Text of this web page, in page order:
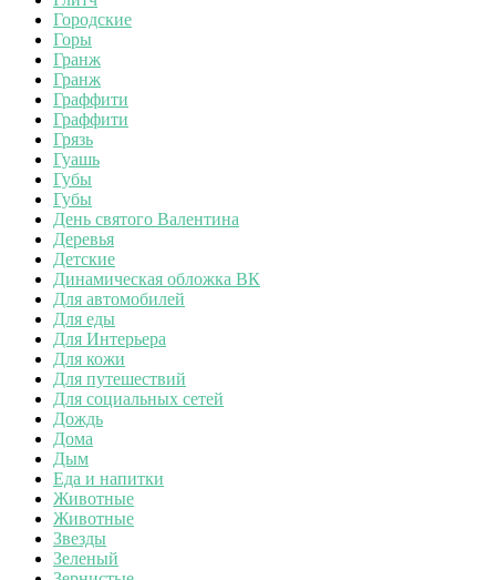
Городские
Горы
Гранж
Гранж
Граффити
Граффити
Грязь
Гуашь
Губы
Губы
День святого Валентина
Деревья
Детские
Динамическая обложка ВК
Для автомобилей
Для еды
Для Интерьера
Для кожи
Для путешествий
Для социальных сетей
Дождь
Дома
Дым
Еда и напитки
Животные
Животные
Звезды
Зеленый